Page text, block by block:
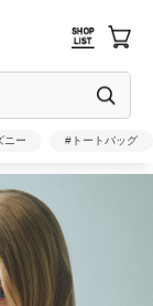
ニー #トートバッグ